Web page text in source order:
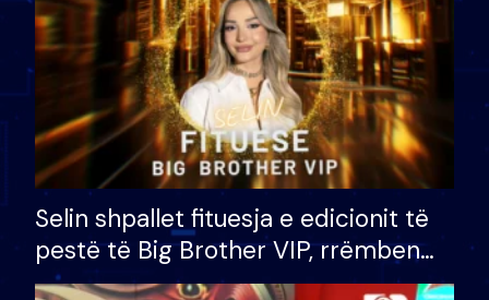
Selin shpallet fituesja e edicionit të
pestë të Big Brother VIP, rrëmben
çmimin e madh prej 100 mijë eurosh